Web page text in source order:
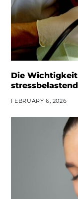
Die
FEBRUARY 6, 2026